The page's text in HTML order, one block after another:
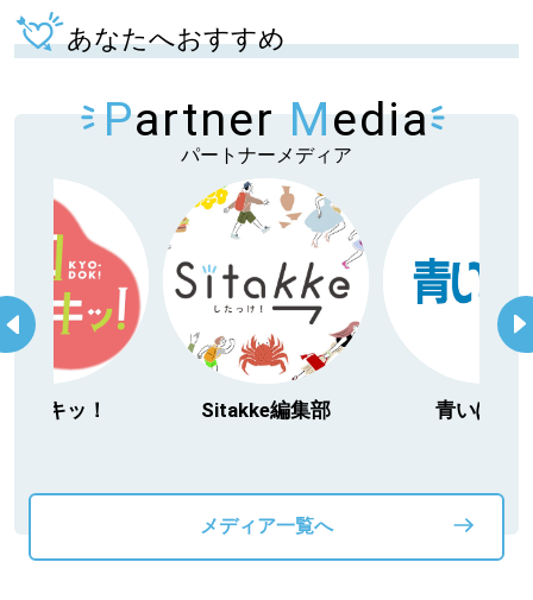
あなたへおすすめ
Partner Media
パートナーメディア
日ドキッ！ Sitakke編集部 青いぽす
メディア一覧へ